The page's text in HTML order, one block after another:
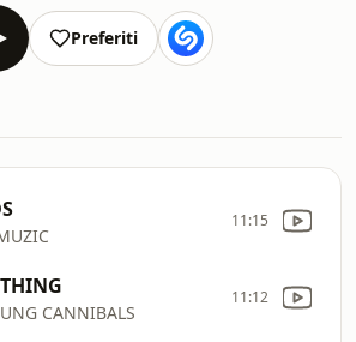
Preferiti
11:15
CANNIBALS
11:12